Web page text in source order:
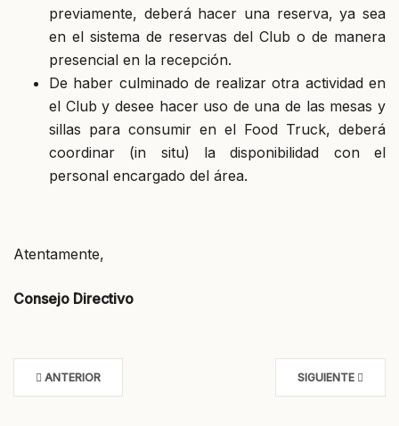
previamente, deberá hacer una reserva, ya sea
en el sistema de reservas del Club o de manera
presencial en la recepción.
De haber culminado de realizar otra actividad en
el Club y desee hacer uso de una de las mesas y
sillas para consumir en el Food Truck, deberá
coordinar (in situ) la disponibilidad con el
personal encargado del área.
Atentamente,
Consejo Directivo
ANTERIOR SIGUIENTE